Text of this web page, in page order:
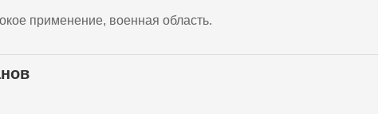
применение, военная область.